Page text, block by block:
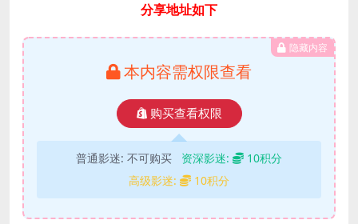
分享地址如下
隐藏内容
本内容需权限查看
购买查看权限
普通影迷: 不可购买 资深影迷:
10积分
高级影迷:
10积分